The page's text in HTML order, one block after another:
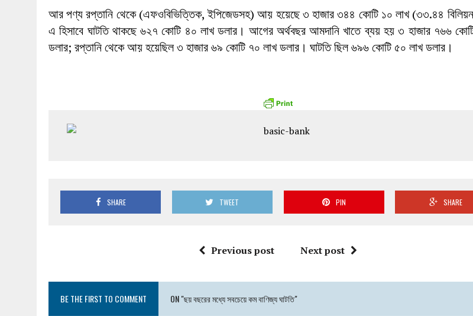
আর পণ্য রপ্তানি থেকে (এফওবিভিত্তিক, ইপিজেডসহ) আয় হয়েছে ৩ হাজার ৩৪৪ কোটি ১০ লাখ (৩৩.৪৪
এ হিসাবে ঘাটতি থাকছে ৬২৭ কোটি ৪০ লাখ ডলার। আগের অর্থবছর আমদানি খাতে ব্যয় হয় ৩ হাজার ৭৬৬
ডলার; রপ্তানি থেকে আয় হয়েছিল ৩ হাজার ৬৯ কোটি ৭০ লাখ ডলার। ঘাটতি ছিল ৬৯৬ কোটি ৫০ লাখ ডলার।
SHARE TWEET PIN SHARE
Previous post Next post
BE THE FIRST TO COMMENT ON "ছয় বছরের মধ্যে সবচেয়ে কম বাণিজ্য ঘাটতি"